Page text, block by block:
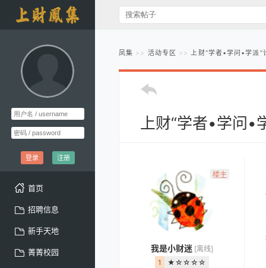
登录 注册
首页
招聘信息
新手天地
菁菁校园
凤集 活动专区 上财“学者•学问•学派
上财“学者•学问
楼主
我是小财迷 [离线]
1
★☆☆☆☆